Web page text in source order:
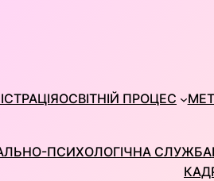
ОСВІТНІЙ ПРОЦЕС
ПСИХОЛОГІЧНА СЛУЖБА